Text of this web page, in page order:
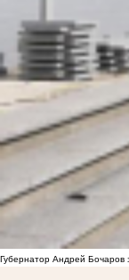
Губернатор Андрей Бочаров